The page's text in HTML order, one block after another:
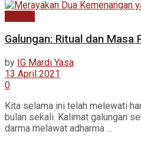
Galungan: Ritual dan Masa
by IG Mardi Yasa
13 April 2021
0
Kita selama ini telah melewati
bulan sekali. Kalimat galungan
darma melawat adharma ...